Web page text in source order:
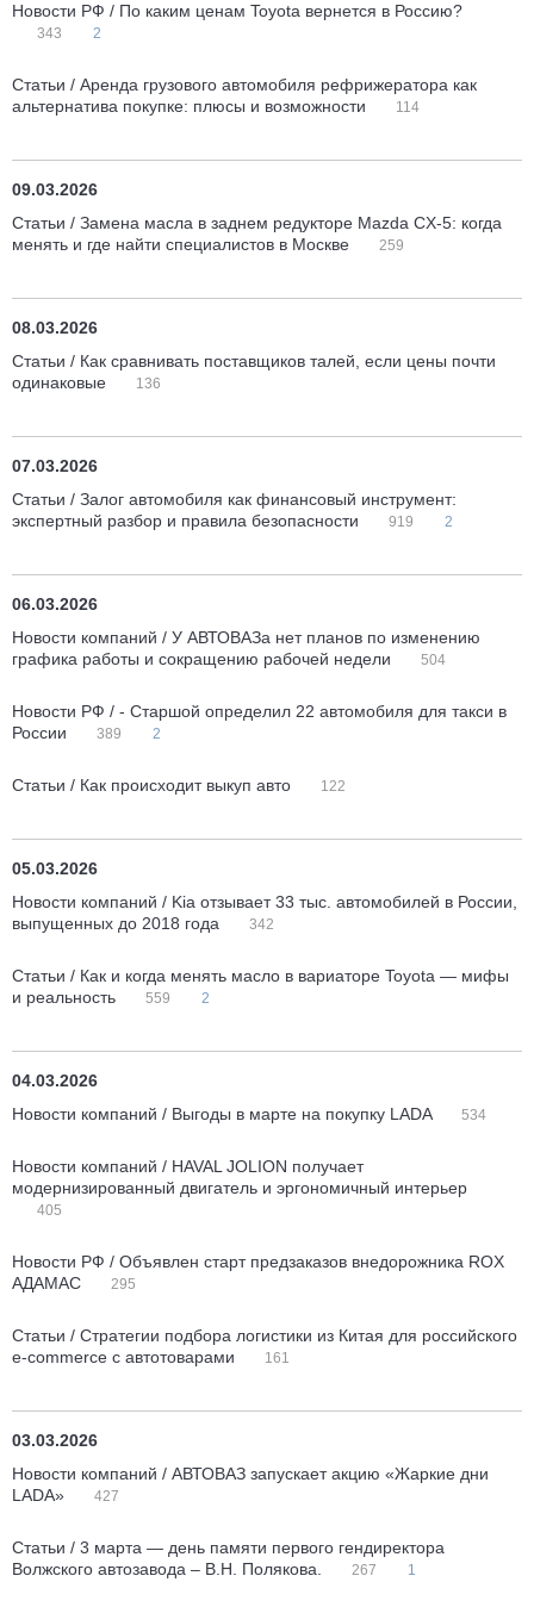
Новости РФ / По каким ценам Toyota вернется в Россию?
343 2
Статьи / Аренда грузового автомобиля рефрижератора как
альтернатива покупке: плюсы и возможности
114
09.03.2026
Статьи / Замена масла в заднем редукторе Mazda CX-5: когда
менять и где найти специалистов в Москве
259
08.03.2026
Статьи / Как сравнивать поставщиков талей, если цены почти
одинаковые
136
07.03.2026
Статьи / Залог автомобиля как финансовый инструмент:
экспертный разбор и правила безопасности
919 2
06.03.2026
Новости компаний / У АВТОВАЗа нет планов по изменению
графика работы и сокращению рабочей недели
504
Новости РФ / - Старшой определил 22 автомобиля для такси в
России
389 2
Статьи / Как происходит выкуп авто 122
05.03.2026
Новости компаний / Kia отзывает 33 тыс. автомобилей в России,
выпущенных до 2018 года
342
Статьи / Как и когда менять масло в вариаторе Toyota — мифы
и реальность
559 2
04.03.2026
Новости компаний / Выгоды в марте на покупку LADA
534
Новости компаний / HAVAL JOLION получает
модернизированный двигатель и эргономичный интерьер
405
Новости РФ / Объявлен старт предзаказов внедорожника ROX
АДАМАС
295
Статьи / Стратегии подбора логистики из Китая для российского
e-commerce с автотоварами
161
03.03.2026
Новости компаний / АВТОВАЗ запускает акцию «Жаркие дни
LADA»
427
Статьи / 3 марта — день памяти первого гендиректора
Волжского автозавода – В.Н. Полякова.
267 1